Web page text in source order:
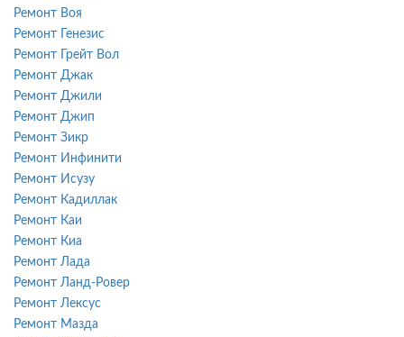
Ремонт Воя
Ремонт Генезис
Ремонт Грейт Вол
Ремонт Джак
Ремонт Джили
Ремонт Джип
Ремонт Зикр
Ремонт Инфинити
Ремонт Исузу
Ремонт Кадиллак
Ремонт Каи
Ремонт Киа
Ремонт Лада
Ремонт Ланд-Ровер
Ремонт Лексус
Ремонт Мазда